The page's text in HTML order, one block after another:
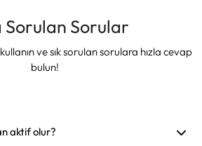
Sorulan Sorular
ve sık sorulan sorulara hızla cevap
bulun!
aktif olur?